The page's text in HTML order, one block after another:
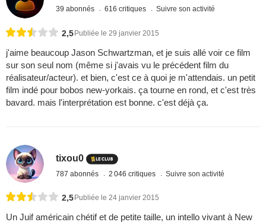
39 abonnés 616 critiques Suivre son activité
2,5 Publiée le 29 janvier 2015
j'aime beaucoup Jason Schwartzman, et je suis allé voir ce film
sur son seul nom (même si j'avais vu le précédent film du
réalisateur/acteur). et bien, c'est ce à quoi je m'attendais. un petit
film indé pour bobos new-yorkais. ça tourne en rond, et c'est très
bavard. mais l'interprétation est bonne. c'est déjà ça.
tixou0
787 abonnés 2 046 critiques Suivre son activité
2,5 Publiée le 24 janvier 2015
Un Juif américain chétif et de petite taille, un intello vivant à New